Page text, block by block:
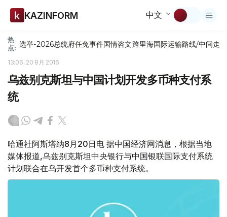
KAZINFORM 中文
热
点: 选举-2026总统府任免事件国情咨文跨里海国际运输路线/中间走廊
13:06, 20 8月 2016
乌兹别克斯坦与中国计划开发多币种支付系
统
哈通社阿斯塔纳8月20日电 据中国经济网消息，根据当地
媒体报道,乌兹别克斯坦中央银行与中国银联国际支付系统
计划联合在乌开发首个多币种支付系统。